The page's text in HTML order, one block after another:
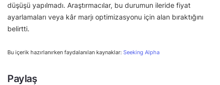
düşüşü yapılmadı. Araştırmacılar, bu durumun ileride fiyat
ayarlamaları veya kâr marjı optimizasyonu için alan bıraktığını
belirtti.
Bu içerik hazırlanırken faydalanılan kaynaklar: Seeking Alpha
Paylaş